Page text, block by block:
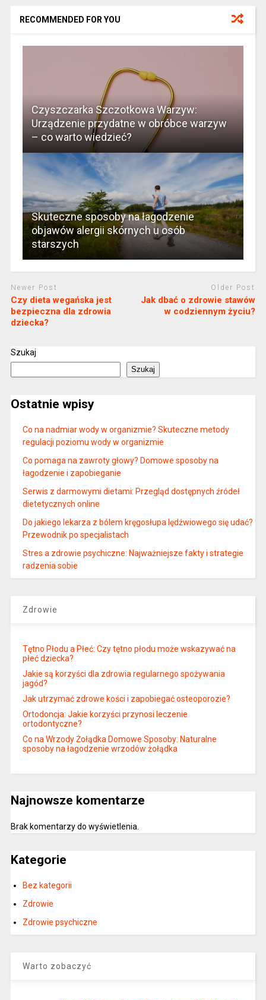
RECOMMENDED FOR YOU
Czyszczarka Szczotkowa Warzyw:
Urządzenie przydatne w obróbce warzyw
– co warto wiedzieć?
Skuteczne sposoby na łagodzenie
objawów alergii skórnych u osób
starszych
Newer Post
Czy dieta wegańska jest
bezpieczna dla zdrowia
dziecka?
Older Post
Jak dbać o zdrowie stawów
w codziennym życiu?
Szukaj
Szukaj
Ostatnie wpisy
Co na nadmiar wody w organizmie? Skuteczne metody
regulacji poziomu wody w organizmie
Co pomaga na zawroty głowy? Domowe sposoby na
łagodzenie i zapobieganie
Serwis z darmowymi dietami: Przegląd dostępnych źródeł
dietetycznych online
Do jakiego lekarza z bólem kręgosłupa lędźwiowego się udać?
Przewodnik po specjalistach
Stres a zdrowie psychiczne: Najważniejsze fakty i strategie
radzenia sobie
Zdrowie
Tętno Płodu a Płeć: Czy tętno płodu może wskazywać na
płeć dziecka?
Jakie są korzyści dla zdrowia regularnego spożywania
jagód?
Jak utrzymać zdrowe kości i zapobiegać osteoporozie?
Ortodoncja: Jakie korzyści przynosi leczenie
ortodontyczne?
Co na Wrzody Żołądka Domowe Sposoby: Naturalne
sposoby na łagodzenie wrzodów żołądka
Najnowsze komentarze
Brak komentarzy do wyświetlenia.
Kategorie
Bez kategorii
Zdrowie
Zdrowie psychiczne
Warto zobaczyć